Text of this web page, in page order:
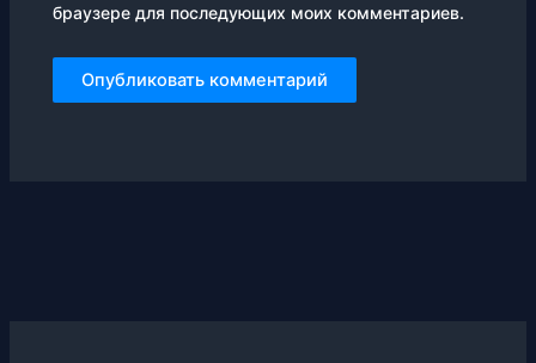
браузере для последующих моих комментариев.